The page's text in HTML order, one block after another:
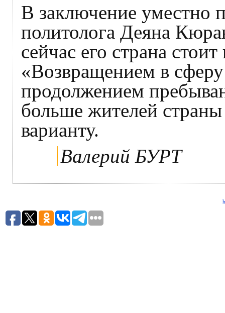
В заключение уместно
политолога Деяна
сейчас его страна
«Возвращением в
продолжением
больше жителей
варианту.
Валерий БУРТ